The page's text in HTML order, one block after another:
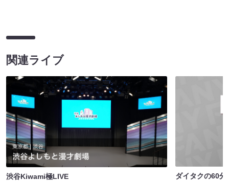
関連ライブ
渋谷Kiwami極LIVE
ダイタクの60